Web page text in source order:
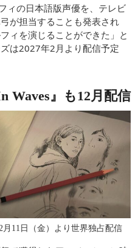
ィの日本語版声優を、テレビ
が担当することも発表され
ィを演じることができた」と
は2027年2月より配信予定
Waves』も12月配信
月11日（金）より世界独占配信